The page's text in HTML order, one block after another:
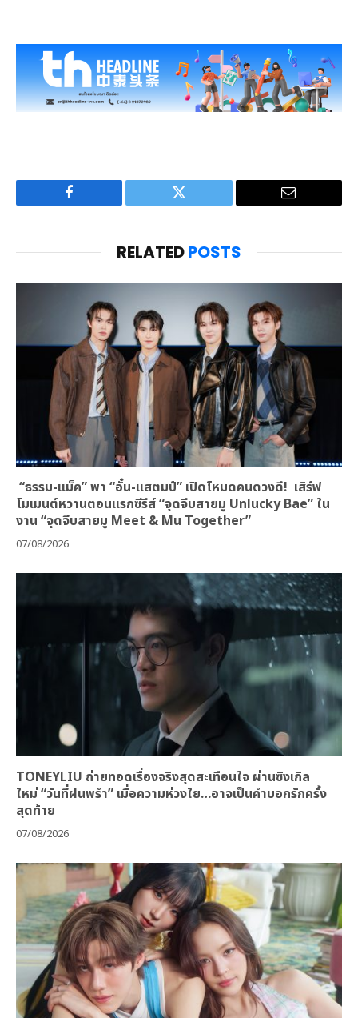
Facebook Twitter Email
RELATEDPOSTS
“ธรรม-แม็ค” พา “อั๋น-แสตมป์” เปิดโหมดคนดวงดี! เสิร์ฟ
โมเมนต์หวานตอนแรกซีรีส์ “จุดจีบสายมู Unlucky Bae” ใน
งาน “จุดจีบสายมู Meet & Mu Together”
07/08/2026
TONEYLIU ถ่ายทอดเรื่องจริงสุดสะเทือนใจ ผ่านซิงเกิล
ใหม่ “วันที่ฝนพรำ” เมื่อความห่วงใย…อาจเป็นคำบอกรักครั้ง
สุดท้าย
07/08/2026